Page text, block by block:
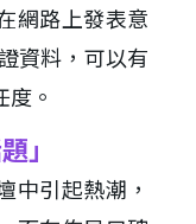
網路上發表意
資料，可以有
。
」
中引起熱潮，